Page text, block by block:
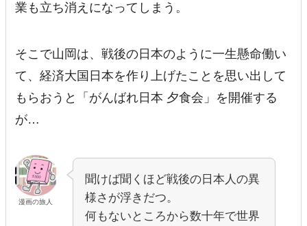
業も立ち消え になってしまう。
そこで山岡は、戦後の日本のように一生懸命働い
て、経済大国日本を作り上げたことを思い出して
もらおうと「がんばれ日本 夕食会」を開催する
が…
漫画の旅人
聞けば聞くほど戦後の日本人の異
様さが浮きだつ。
何もないところから数十年で世界